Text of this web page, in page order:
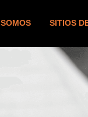
SITIOS